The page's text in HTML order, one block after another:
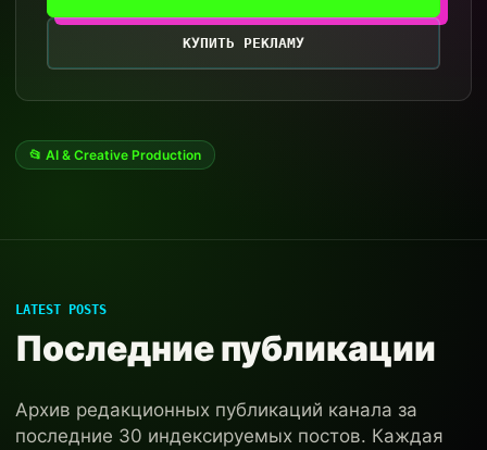
КУПИТЬ РЕКЛАМУ
📂 AI & Creative Production
LATEST POSTS
Последние публикации
Архив редакционных публикаций канала за
последние 30 индексируемых постов. Каждая